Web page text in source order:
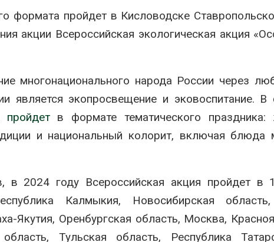
формата пройдет в Кисловодске
акции Всероссийская экологическая акция
многонационального народа России через
является экопросвещение и эковоспитание. В
пройдетв формате тематического праздника:
и национальный колорит, включая блюда
в 2024 году Всероссийская акция пройдет в
Калмыкия, Новосибирская область,
Якутия, Оренбургская область, Москва,
Тульская область, Республика
Панамский канал вновь
судов из-за дефицита